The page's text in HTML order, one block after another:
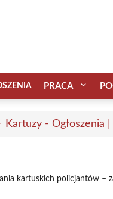
PRACA
Kartuzy - Ogłoszenia
kartuskich policjantów –